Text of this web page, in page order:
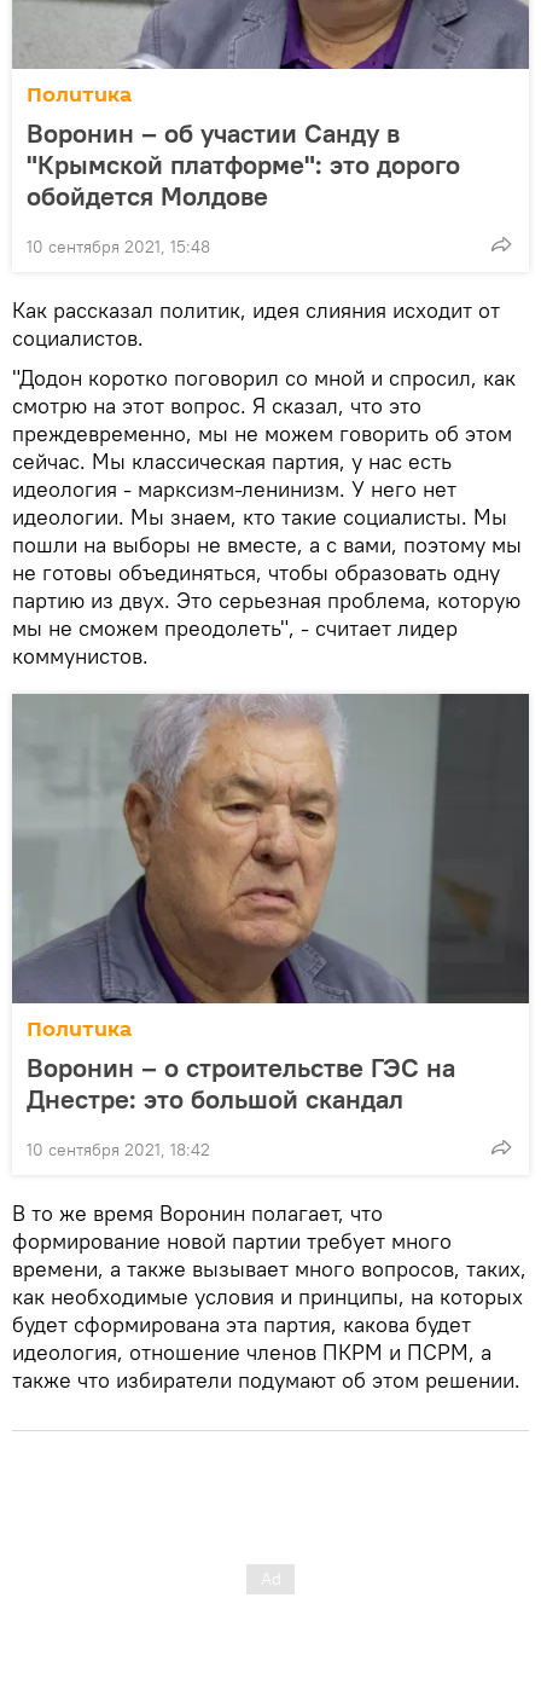
Политика
Воронин – об участии Санду в
"Крымской платформе": это дорого
обойдется Молдове
10 сентября 2021, 15:48
Как рассказал политик, идея слияния исходит от
социалистов.
"Додон коротко поговорил со мной и спросил, как
смотрю на этот вопрос. Я сказал, что это
преждевременно, мы не можем говорить об этом
сейчас. Мы классическая партия, у нас есть
идеология - марксизм-ленинизм. У него нет
идеологии. Мы знаем, кто такие социалисты. Мы
пошли на выборы не вместе, а с вами, поэтому мы
не готовы объединяться, чтобы образовать одну
партию из двух. Это серьезная проблема, которую
мы не сможем преодолеть", - считает лидер
коммунистов.
Политика
Воронин – о строительстве ГЭС на
Днестре: это большой скандал
10 сентября 2021, 18:42
В то же время Воронин полагает, что
формирование новой партии требует много
времени, а также вызывает много вопросов, таких,
как необходимые условия и принципы, на которых
будет сформирована эта партия, какова будет
идеология, отношение членов ПКРМ и ПСРМ, а
также что избиратели подумают об этом решении.